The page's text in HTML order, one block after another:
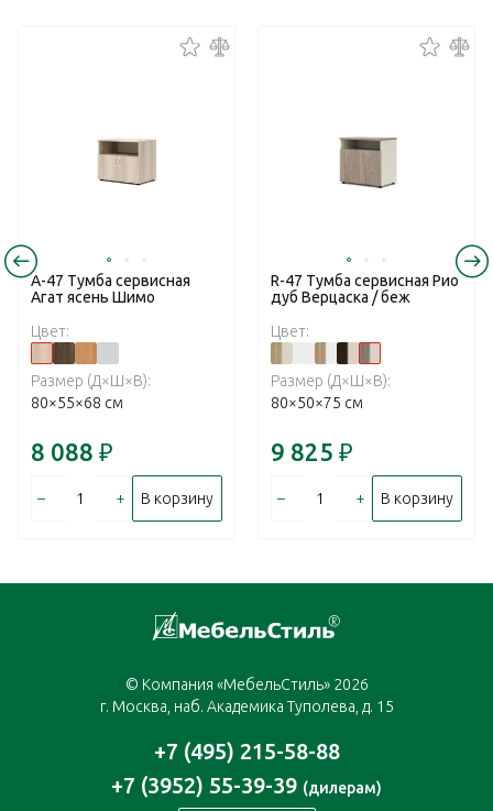
А-47 Тумба сервисная
Агат ясень Шимо
Цвет:
Размер (Д×Ш×В):
80×55×68 см
8 088 ₽
– + В корзину
R-47 Тумба сервисная Рио
дуб Верцаска / беж
Цвет:
Размер (Д×Ш×В):
80×50×75 см
9 825 ₽
– + В корзину
© Компания «МебельСтиль» 2026
г. Москва, наб. Академика Туполева, д. 15
+7 (495) 215-58-88
+7 (3952) 55-39-39 (дилерам)